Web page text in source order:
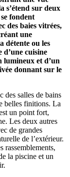
s’étend sur deux
fondent
des baies vitrées,
une
détente ou les
d’une cuisine
lumineux et d’un
donnant sur le
des salles de bains
belles finitions. La
un point fort,
Les deux autres
de grandes
de l’extérieur.
rassemblements,
la piscine et un